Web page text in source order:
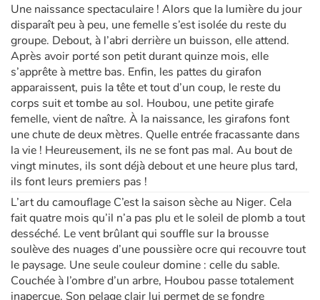
Une naissance spectaculaire ! Alors que la lumière du jour
disparaît peu à peu, une femelle s’est isolée du reste du
groupe. Debout, à l’abri derrière un buisson, elle attend.
Après avoir porté son petit durant quinze mois, elle
s’apprête à mettre bas. Enfin, les pattes du girafon
apparaissent, puis la tête et tout d’un coup, le reste du
corps suit et tombe au sol. Houbou, une petite girafe
femelle, vient de naître. À la naissance, les girafons font
une chute de deux mètres. Quelle entrée fracassante dans
la vie ! Heureusement, ils ne se font pas mal. Au bout de
vingt minutes, ils sont déjà debout et une heure plus tard,
ils font leurs premiers pas !
L’art du camouflage C’est la saison sèche au Niger. Cela
fait quatre mois qu’il n’a pas plu et le soleil de plomb a tout
desséché. Le vent brûlant qui souffle sur la brousse
soulève des nuages d’une poussière ocre qui recouvre tout
le paysage. Une seule couleur domine : celle du sable.
Couchée à l’ombre d’un arbre, Houbou passe totalement
inaperçue. Son pelage clair lui permet de se fondre